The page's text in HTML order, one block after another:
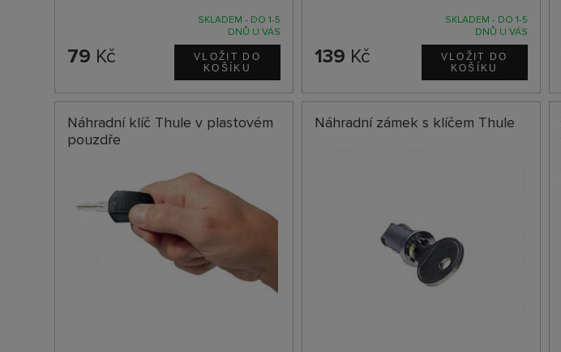
SKLADEM - DO 1-5
DNŮ U VÁS
79 Kč
SKLADEM - DO 1-5
DNŮ U VÁS
139 Kč
Náhradní klíč Thule v plastovém
pouzdře
Náhradní zámek s klíčem Thule